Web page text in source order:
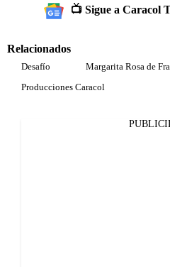
📺 Sigue a Caracol
Relacionados
Desafío
Margarita Rosa de
Producciones Caracol